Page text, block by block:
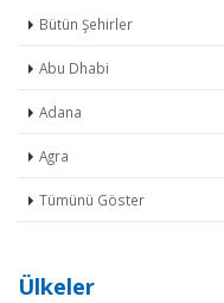
Bütün Şehirler
Abu Dhabi
Adana
Agra
Tümünü Göster
Ülkeler